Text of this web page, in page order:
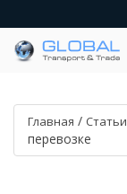
Главная / Статьи
перевозке